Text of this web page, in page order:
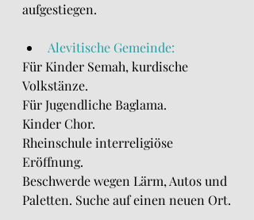
aufgestiegen.
Alevitische Gemeinde:
Für Kinder Semah, kurdische
Volkstänze.
Für Jugendliche Baglama.
Kinder Chor.
Rheinschule interreligiöse
Eröffnung.
Beschwerde wegen Lärm, Autos und
Paletten. Suche auf einen neuen Ort.